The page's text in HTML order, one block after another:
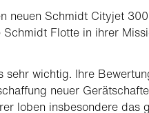
neuen Schmidt Cityjet
Flotte in ihrer
sehr wichtig. Ihre
neuer
loben insbesondere das